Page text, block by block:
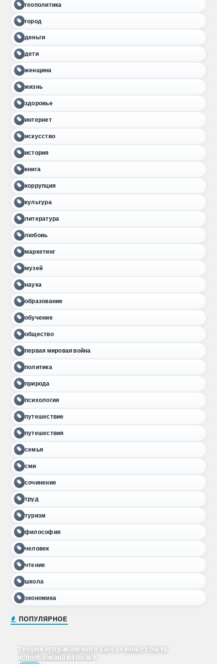
геополитика
город
деньги
дети
женщина
жизнь
здоровье
интернет
искусство
история
книга
коррупция
культура
литература
любовь
маркетинг
музей
наука
образование
обучение
общество
первая мировая война
политика
природа
психология
путешествие
путешествия
семья
сми
сочинение
труд
туризм
философия
человек
чтение
школа
экономика
ПОПУЛЯРНОЕ
Теория «управляемого хаоса» может быть
использована на польз...